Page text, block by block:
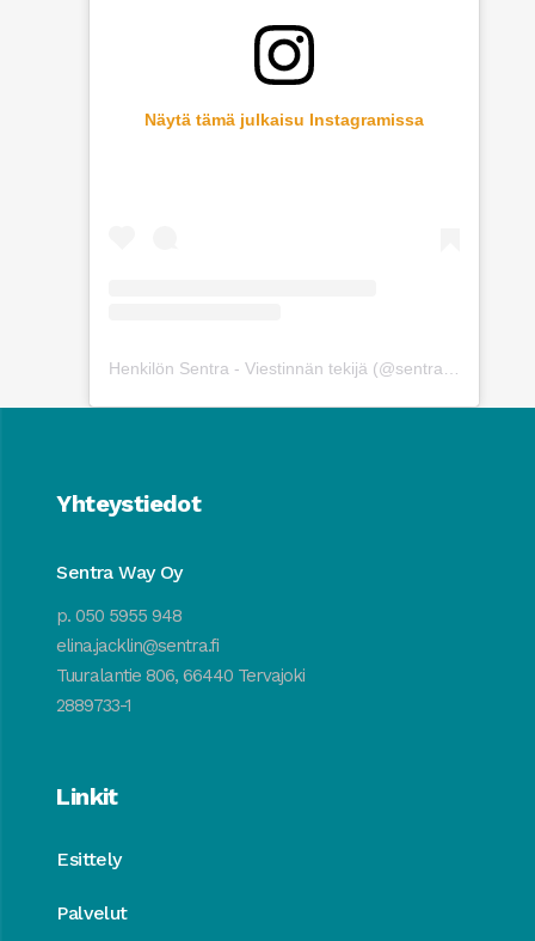
Näytä tämä julkaisu Instagramissa
Yhteystiedot
Sentra Way Oy
p. 050 5955 948
elina.jacklin@sentra.fi
Tuuralantie 806, 66440 Tervajoki
2889733-1
Linkit
Esittely
Palvelut